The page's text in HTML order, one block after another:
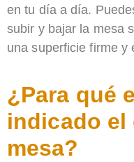
en tu día a día.
subir y bajar la mesa
una superficie firme y
¿Para qué
indicado el
mesa?